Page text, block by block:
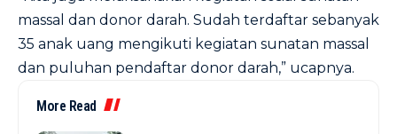
massal dan donor darah. Sudah terdaftar sebanyak
35 anak uang mengikuti kegiatan sunatan massal
dan puluhan pendaftar donor darah,” ucapnya.
More Read